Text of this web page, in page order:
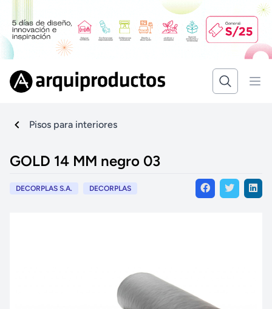
Pisos para interiores
GOLD 14 MM negro 03
DECORPLAS S.A. DECORPLAS